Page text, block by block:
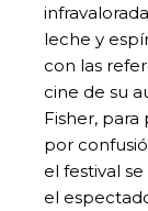
leche y
con las
cine de su
Fisher, para
por
el festival
el